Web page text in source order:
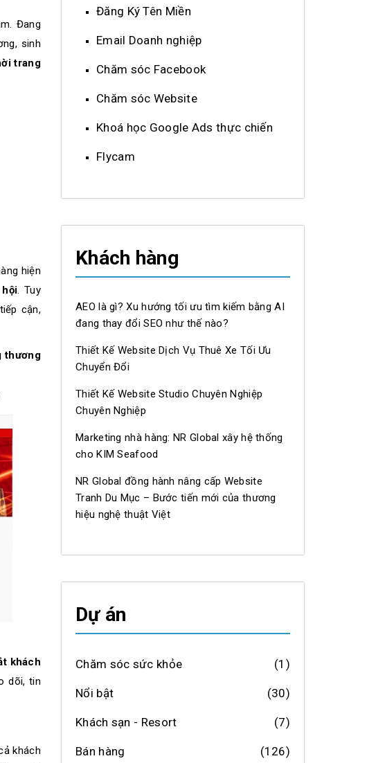
Đang
sinh
trang
hiện
. Tuy
cận,
thương
khách
dõi, tin
khách
Đăng Ký Tên Miền
Email Doanh nghiệp
Chăm sóc Facebook
Chăm sóc Website
Khoá học Google Ads thực chiến
Flycam
Khách hàng
AEO là gì? Xu hướng tối ưu tìm kiếm bằng AI
đang thay đổi SEO như thế nào?
Thiết Kế Website Dịch Vụ Thuê Xe Tối Ưu
Chuyển Đổi
Thiết Kế Website Studio Chuyên Nghiệp
Chuyên Nghiệp
Marketing nhà hàng: NR Global xây hệ thống
cho KIM Seafood
NR Global đồng hành nâng cấp Website
Tranh Du Mục – Bước tiến mới của thương
hiệu nghệ thuật Việt
Dự án
Chăm sóc sức khỏe (1)
Nổi bật (30)
Khách sạn - Resort (7)
Bán hàng (126)